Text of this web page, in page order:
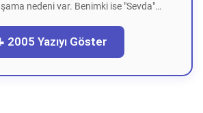
nedeni var. Benimki ise "Sevda"…
2005 Yazıyı Göster